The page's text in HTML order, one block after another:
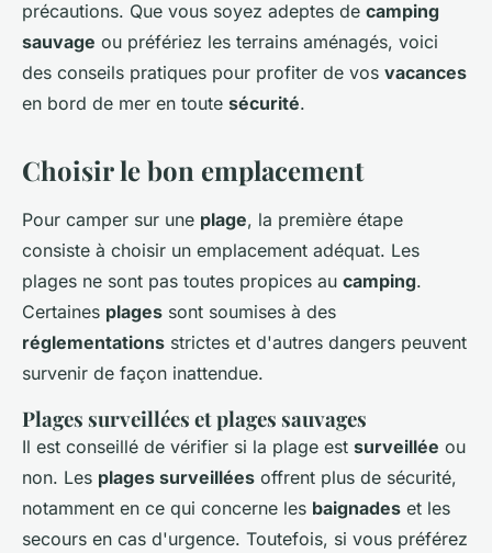
précautions. Que vous soyez adeptes de camping
sauvage ou préfériez les terrains aménagés, voici
des conseils pratiques pour profiter de vos vacances
en bord de mer en toute sécurité.
Choisir le bon emplacement
Pour camper sur une plage, la première étape
consiste à choisir un emplacement adéquat. Les
plages ne sont pas toutes propices au camping.
Certaines plages sont soumises à des
réglementations strictes et d'autres dangers peuvent
survenir de façon inattendue.
Plages surveillées et plages sauvages
Il est conseillé de vérifier si la plage est surveillée ou
non. Les plages surveillées offrent plus de sécurité,
notamment en ce qui concerne les baignades et les
secours en cas d'urgence. Toutefois, si vous préférez